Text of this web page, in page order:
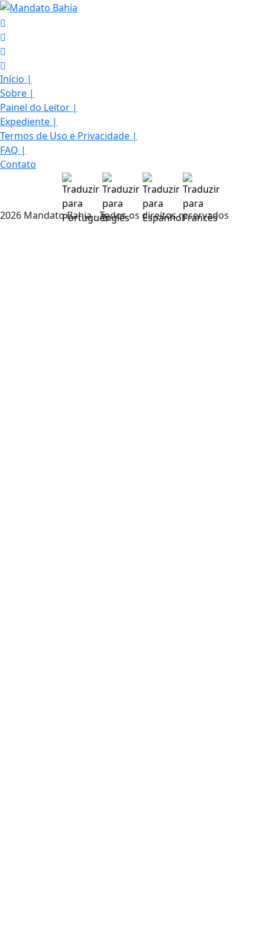
Início |
Sobre |
Painel do Leitor |
Expediente |
Termos de Uso e Privacidade |
FAQ |
Contato
2026 Mandato Bahia - Todos os direitos reservados